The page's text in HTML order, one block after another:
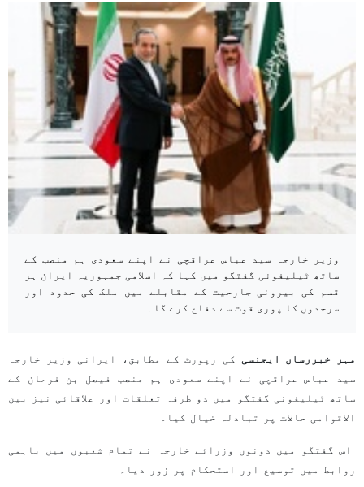
وزیر خارجہ سید عباس عراقچی نے اپنے سعودی ہم منصب کے
ساتھ ٹیلیفونی گفتگو میں کہا کہ اسلامی جمہوریہ ایران ہر
قسم کی بیرونی جارحیت کے مقابلے میں ملک کی حدود اور
سرحدوں کا پوری قوت سے دفاع کرے گا۔
مہر خبررساں ایجنسی کی رپورٹ کے مطابق، ایرانی وزیر خارجہ
سید عباس عراقچی نے اپنے سعودی ہم منصب فیصل بن فرحان کے
ساتھ ٹیلیفونی گفتگو میں دو طرفہ تعلقات اور علاقائی نیز بین
الاقوامی حالات پر تبادلہ خیال کیا۔
اس گفتگو میں دونوں وزرائے خارجہ نے تمام شعبوں میں باہمی
روابط میں توسیع اور استحکام پر زور دیا۔